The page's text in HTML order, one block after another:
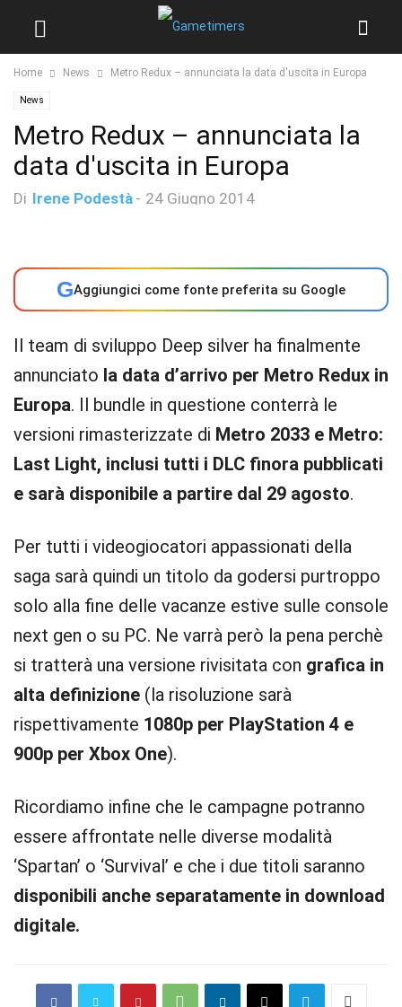
Home News Metro Redux – annunciata la data d'uscita in Europa
News
Metro Redux – annunciata la
data d'uscita in Europa
Di Irene Podestà - 24 Giugno 2014
GAggiungici come fonte preferita su Google
Il team di sviluppo Deep silver ha finalmente
annunciato la data d’arrivo per Metro Redux in
Europa. Il bundle in questione conterrà le
versioni rimasterizzate di Metro 2033 e Metro:
Last Light, inclusi tutti i DLC finora pubblicati
e sarà disponibile a partire dal 29 agosto.
Per tutti i videogiocatori appassionati della
saga sarà quindi un titolo da godersi purtroppo
solo alla fine delle vacanze estive sulle console
next gen o su PC. Ne varrà però la pena perchè
si tratterà una versione rivisitata con grafica in
alta definizione (la risoluzione sarà
rispettivamente 1080p per PlayStation 4 e
900p per Xbox One).
Ricordiamo infine che le campagne potranno
essere affrontate nelle diverse modalità
‘Spartan’ o ‘Survival’ e che i due titoli saranno
disponibili anche separatamente in download
digitale.